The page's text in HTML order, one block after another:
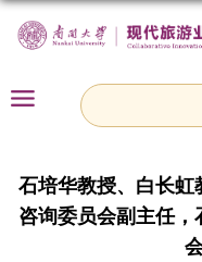
石培华教授、白长
咨询委员会副主任